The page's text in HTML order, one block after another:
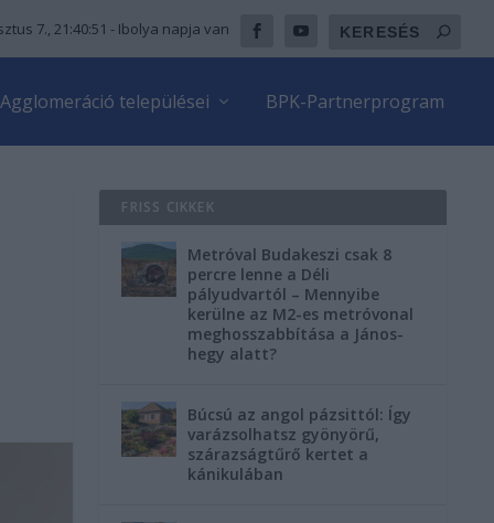
7., 21:40:52 - Ibolya napja van
Agglomeráció települései BPK-Partnerprogram
FRISS CIKKEK
Metróval Budakeszi csak 8
percre lenne a Déli
pályudvartól – Mennyibe
kerülne az M2-es metróvonal
meghosszabbítása a János-
hegy alatt?
Búcsú az angol pázsittól: Így
varázsolhatsz gyönyörű,
szárazságtűrő kertet a
kánikulában